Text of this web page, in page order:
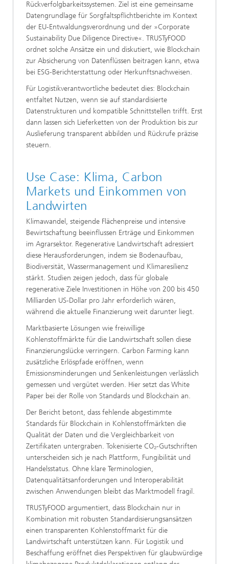
Rückverfolgbarkeitssystemen. Ziel ist eine gemeinsame
Datengrundlage für Sorgfaltspflichtberichte im Kontext
der EU‑Entwaldungsverordnung und der »Corporate
Sustainability Due Diligence Directive«. TRUSTyFOOD
ordnet solche Ansätze ein und diskutiert, wie Blockchain
zur Absicherung von Datenflüssen beitragen kann, etwa
bei ESG‑Berichterstattung oder Herkunftsnachweisen.
Für Logistikverantwortliche bedeutet dies: Blockchain
entfaltet Nutzen, wenn sie auf standardisierte
Datenstrukturen und kompatible Schnittstellen trifft. Erst
dann lassen sich Lieferketten von der Produktion bis zur
Auslieferung transparent abbilden und Rückrufe präzise
steuern.
Use Case: Klima, Carbon
Markets und Einkommen von
Landwirten
Klimawandel, steigende Flächenpreise und intensive
Bewirtschaftung beeinflussen Erträge und Einkommen
im Agrarsektor. Regenerative Landwirtschaft adressiert
diese Herausforderungen, indem sie Bodenaufbau,
Biodiversität, Wassermanagement und Klimaresilienz
stärkt. Studien zeigen jedoch, dass für globale
regenerative Ziele Investitionen in Höhe von 200 bis 450
Milliarden US‑Dollar pro Jahr erforderlich wären,
während die aktuelle Finanzierung weit darunter liegt.
Marktbasierte Lösungen wie freiwillige
Kohlenstoffmärkte für die Landwirtschaft sollen diese
Finanzierungslücke verringern. Carbon Farming kann
zusätzliche Erlöspfade eröffnen, wenn
Emissionsminderungen und Senkenleistungen verlässlich
gemessen und vergütet werden. Hier setzt das White
Paper bei der Rolle von Standards und Blockchain an.
Der Bericht betont, dass fehlende abgestimmte
Standards für Blockchain in Kohlenstoffmärkten die
Qualität der Daten und die Vergleichbarkeit von
Zertifikaten untergraben. Tokenisierte CO₂‑Gutschriften
unterscheiden sich je nach Plattform, Fungibilität und
Handelsstatus. Ohne klare Terminologien,
Datenqualitätsanforderungen und Interoperabilität
zwischen Anwendungen bleibt das Marktmodell fragil.
TRUSTyFOOD argumentiert, dass Blockchain nur in
Kombination mit robusten Standardisierungsansätzen
einen transparenten Kohlenstoffmarkt für die
Landwirtschaft unterstützen kann. Für Logistik und
Beschaffung eröffnet dies Perspektiven für glaubwürdige